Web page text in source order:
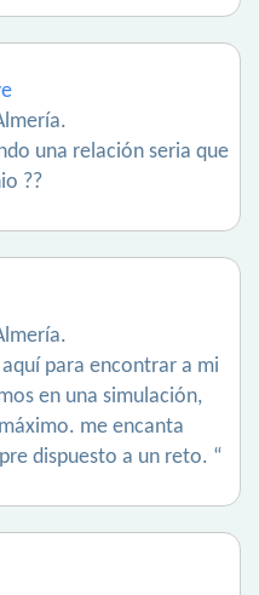
una relación seria que
??
para encontrar a mi
en una simulación,
me encanta
dispuesto a un reto. “